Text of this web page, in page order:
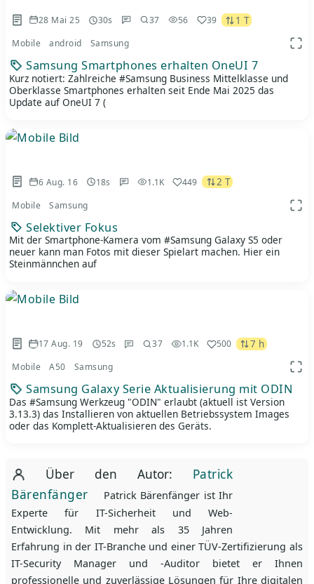
28 Mai 25 30s 37 56 39 1 T
Mobile android Samsung
Samsung Smartphones erhalten OneUI 7
Kurz notiert: Zahlreiche #Samsung Business Mittelklasse und
Oberklasse Smartphones erhalten seit Ende Mai 2025 das
Update auf OneUI 7 (
6 Aug. 16 18s 1.1K 449 2 T
Mobile Samsung
Selektiver Fokus
Mit der Smartphone-Kamera vom #Samsung Galaxy S5 oder
neuer kann man Fotos mit dieser Spielart machen. Hier ein
Steinmännchen auf
17 Aug. 19 52s 37 1.1K 500 7 h
Mobile A50 Samsung
Samsung Galaxy Serie Aktualisierung mit ODIN
Das #Samsung Werkzeug "ODIN" erlaubt (aktuell ist Version
3.13.3) das Installieren von aktuellen Betriebssystem Images
oder das Komplett-Aktualisieren des Geräts.
Über den Autor: Patrick
Bärenfänger
Patrick Bärenfänger ist Ihr
Experte für IT-Sicherheit und Web-
Entwicklung. Mit mehr als 35 Jahren
Erfahrung in der IT-Branche und einer TÜV-Zertifizierung als
IT-Security Manager und -Auditor bietet er Ihnen
professionelle und zuverlässige Lösungen für Ihre digitalen